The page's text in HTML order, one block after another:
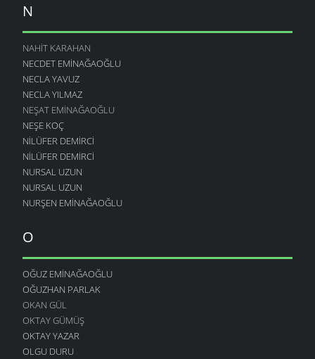
N
NAHIT KARAHAN
NECDET EMINAĞAOĞLU
NECLA YAVUZ
NECLA YILMAZ
NEŞAT EMINAĞAOĞLU
NEŞE KOÇ
NILÜFER DEMIRCI
NILÜFER DEMIRCI
NURSAL UZUN
NURSAL UZUN
NURŞEN EMINAĞAOĞLU
O
OĞUZ EMINAĞAOĞLU
OĞUZHAN PARLAK
OKAN GÜL
OKTAY GÜMÜŞ
OKTAY YAZAR
OLGU DURU